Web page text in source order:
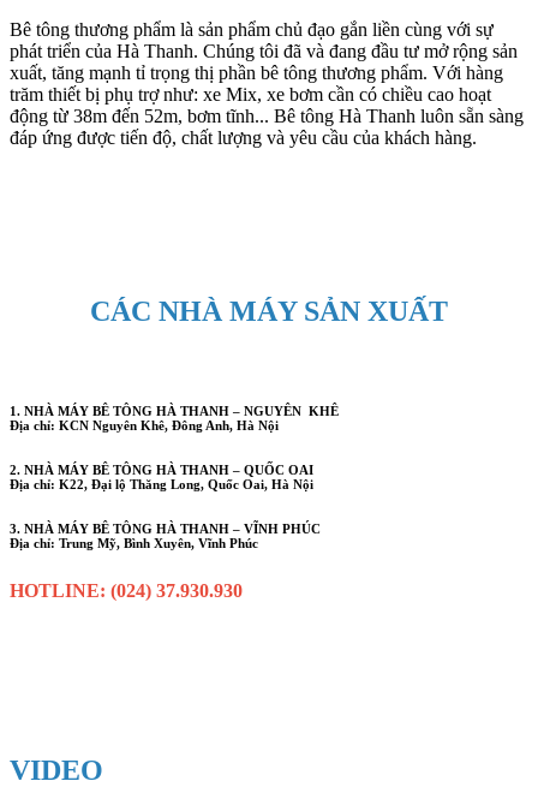
Bê tông thương phẩm là sản phẩm chủ đạo gắn liền cùng với sự
phát triển của Hà Thanh. Chúng tôi đã và đang đầu tư mở rộng sản
xuất, tăng mạnh tỉ trọng thị phần bê tông thương phẩm. Với hàng
trăm thiết bị phụ trợ như: xe Mix, xe bơm cần có chiều cao hoạt
động từ 38m đến 52m, bơm tĩnh... Bê tông Hà Thanh luôn sẵn sàng
đáp ứng được tiến độ, chất lượng và yêu cầu của khách hàng.
CÁC NHÀ MÁY SẢN XUẤT
1. NHÀ MÁY BÊ TÔNG HÀ THANH – NGUYÊN KHÊ
Địa chỉ: KCN Nguyên Khê, Đông Anh, Hà Nội
2. NHÀ MÁY BÊ TÔNG HÀ THANH – QUỐC OAI
Địa chỉ: K22, Đại lộ Thăng Long, Quốc Oai, Hà Nội
3. NHÀ MÁY BÊ TÔNG HÀ THANH – VĨNH PHÚC
Địa chỉ: Trung Mỹ, Bình Xuyên, Vĩnh Phúc
HOTLINE: (024) 37.930.930
VIDEO